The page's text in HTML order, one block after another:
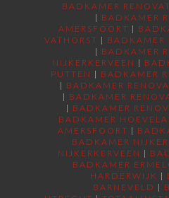
BADKAMER
| BADKAMER
AMERSFOORT |
VATHORST | BADKAMER
| BADKAMER
NIJKERKERVEEN |
PUTTEN | BADKAMER
| BADKAMER
| BADKAMER
| BADKAMER
BADKAMER
AMERSFOORT |
BADKAMER
NIJKERKERVEEN |
BADKAMER
HARDERWIJK |
BARNEVELD |